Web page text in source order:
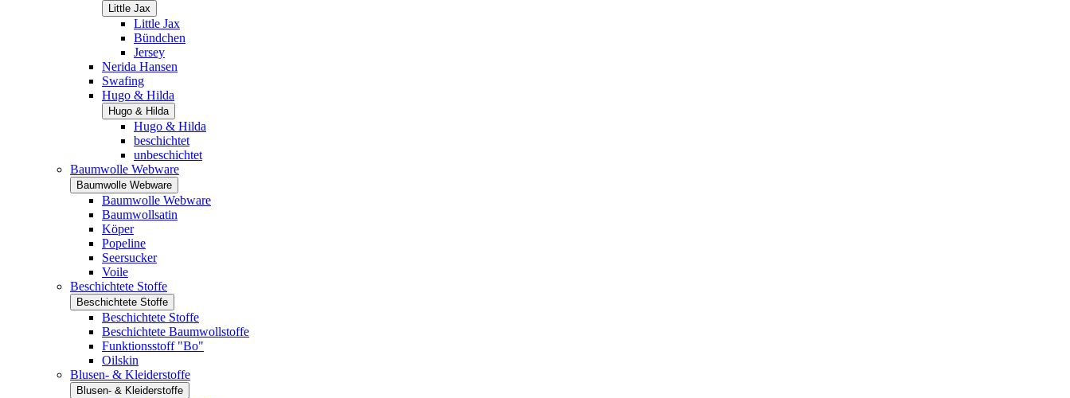
Little Jax
Little Jax
Bündchen
Jersey
Nerida Hansen
Swafing
Hugo & Hilda
Hugo & Hilda
Hugo & Hilda
beschichtet
unbeschichtet
Baumwolle Webware
Baumwolle Webware
Baumwolle Webware
Baumwollsatin
Köper
Popeline
Seersucker
Voile
Beschichtete Stoffe
Beschichtete Stoffe
Beschichtete Stoffe
Beschichtete Baumwollstoffe
Funktionsstoff "Bo"
Oilskin
Blusen- & Kleiderstoffe
Blusen- & Kleiderstoffe